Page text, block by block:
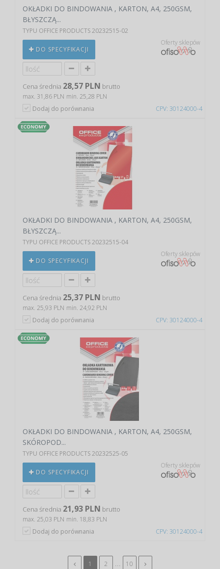
CPV: 30124000-4
OKŁADKI DO BINDOWANIA , KARTON, A4, 250GSM,
BŁYSZCZĄ...
TYPU OFFICE PRODUCTS 20232515-02
DO SPECYFIKACJI
Oferty sklepów
Cena średnia 28,57 PLN brutto
max. 31,86 PLN min. 25,28 PLN
Dodaj do porównania
CPV: 30124000-4
OKŁADKI DO BINDOWANIA , KARTON, A4, 250GSM,
BŁYSZCZĄ...
TYPU OFFICE PRODUCTS 20232515-04
DO SPECYFIKACJI
Oferty sklepów
Cena średnia 25,37 PLN brutto
max. 25,93 PLN min. 24,92 PLN
Dodaj do porównania
CPV: 30124000-4
OKŁADKI DO BINDOWANIA , KARTON, A4, 250GSM,
SKÓROPOD...
TYPU OFFICE PRODUCTS 20232525-05
DO SPECYFIKACJI
Oferty sklepów
Cena średnia 21,93 PLN brutto
max. 25,03 PLN min. 18,83 PLN
Dodaj do porównania
1 2 ... 10